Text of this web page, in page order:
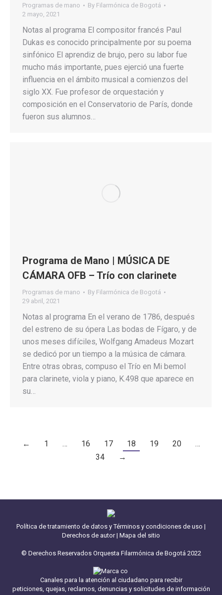
Programas de mano By Filarmónica de Bogotá
2 mayo, 2021
Notas al programa El compositor francés Paul
Dukas es conocido principalmente por su poema
sinfónico El aprendiz de brujo, pero su labor fue
mucho más importante, pues ejerció una fuerte
influencia en el ámbito musical a comienzos del
siglo XX. Fue profesor de orquestación y
composición en el Conservatorio de París, donde
fueron sus alumnos…
Programa de Mano | MÚSICA DE
CÁMARA OFB – Trío con clarinete
Programas de mano By Filarmónica de Bogotá
29 abril, 2021
Notas al programa En el verano de 1786, después
del estreno de su ópera Las bodas de Fígaro, y de
unos meses difíciles, Wolfgang Amadeus Mozart
se dedicó por un tiempo a la música de cámara.
Entre otras obras, compuso el Trío en Mi bemol
para clarinete, viola y piano, K.498 que aparece en
su…
← 1 … 16 17 18 19 20
…
34
→
Política de tratamiento de datos y Términos y condiciones de uso |
Derechos de autor| Mapa del sitio
© Derechos Reservados Orquesta Filarmónica de Bogotá 2022
Canales para la atención al ciudadano para recibir
peticiones, quejas, reclamos, denuncias y solicitudes de información